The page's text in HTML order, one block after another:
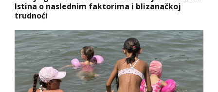
Istina o naslednim faktorima i blizanačkoj
trudnoći